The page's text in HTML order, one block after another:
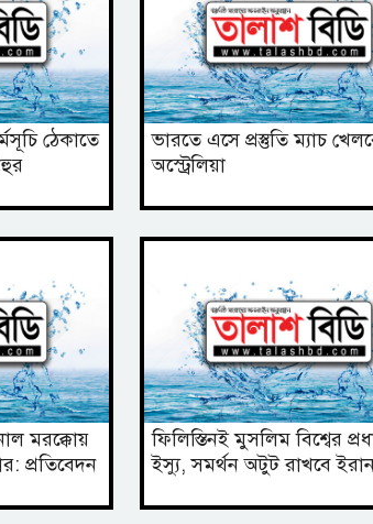
ঠেকাতে
ভারতে এসে প্রস্তুতি ম্যাচ
অস্ট্রেলিয়া
মরক্কোয়
প্রতিবেদন
ফিলিস্তিনই মুসলিম বিশ্বের
ইস্যু, সমর্থন অটুট রাখবে